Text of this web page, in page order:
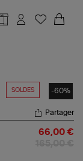
SOLDES -60%
Partager
66,00 €